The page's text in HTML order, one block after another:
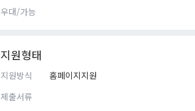
우대/가능
지원형태
지원방식
홈페이지지원
제출서류